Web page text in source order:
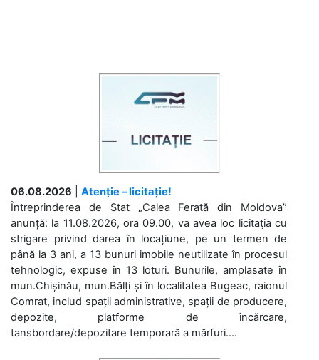
06.08.2026
Atenție – licitație!
Întreprinderea de Stat „Calea Ferată din Moldova”
anunță: la 11.08.2026, ora 09.00, va avea loc licitaţia cu
strigare privind darea în locațiune, pe un termen de
până la 3 ani, a 13 bunuri imobile neutilizate în procesul
tehnologic, expuse în 13 loturi. Bunurile, amplasate în
mun.Chișinău, mun.Bălți și în localitatea Bugeac, raionul
Comrat, includ spații administrative, spații de producere,
depozite, platforme de încărcare,
tansbordare/depozitare temporară a mărfuri....